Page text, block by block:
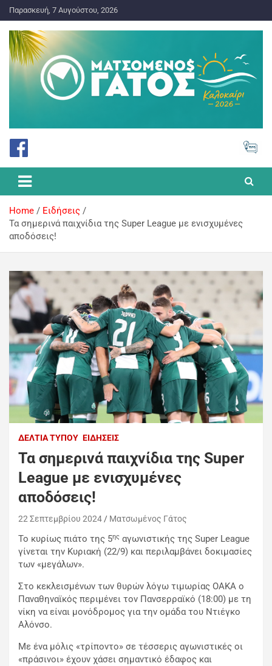
Παρασκευή, 7 Αυγούστου, 2026
Ματσωμένος Γάτος – Όλα για
το Στοίχημα
Home
Ειδήσεις
Τα σημερινά παιχνίδια της Super League με ενισχυμένες
αποδόσεις!
ΔΕΛΤΊΑ ΤΎΠΟΥ ΕΙΔΉΣΕΙΣ
Τα σημερινά παιχνίδια της Super
League με ενισχυμένες
αποδόσεις!
22 Σεπτεμβρίου 2024 Ματσωμένος Γάτος
Το κυρίως πιάτο της 5ης αγωνιστικής της Super League
γίνεται την Κυριακή (22/9) και περιλαμβάνει δοκιμασίες
των «μεγάλων».
Στο κεκλεισμένων των θυρών λόγω τιμωρίας ΟΑΚΑ ο
Παναθηναϊκός περιμένει τον Πανσερραϊκό (18:00) με τη
νίκη να είναι μονόδρομος για την ομάδα του Ντιέγκο
Αλόνσο.
Με ένα μόλις «τρίποντο» σε τέσσερις αγωνιστικές οι
«πράσινοι» έχουν χάσει σημαντικό έδαφος και